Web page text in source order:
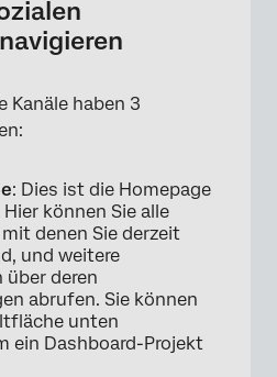
Kanäle haben 3
: Dies ist die Homepage
können Sie alle
denen Sie derzeit
und weitere
deren
abrufen. Sie können
unten
ein Dashboard-Projekt